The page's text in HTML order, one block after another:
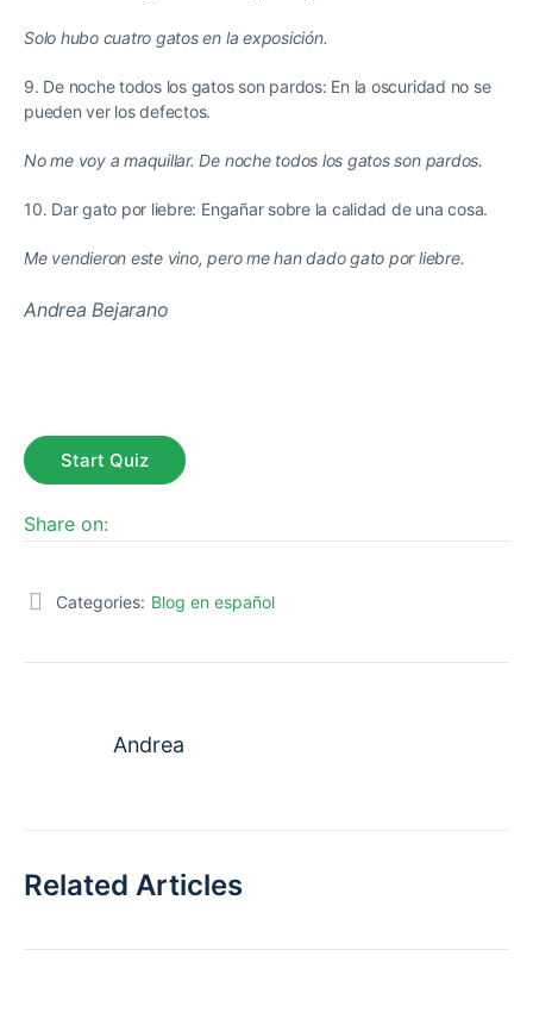
Solo hubo cuatro gatos en la exposición.
9. De noche todos los gatos son pardos: En la oscuridad no se
pueden ver los defectos.
No me voy a maquillar. De noche todos los gatos son pardos.
10. Dar gato por liebre: Engañar sobre la calidad de una cosa.
Me vendieron este vino, pero me han dado gato por liebre.
Andrea Bejarano
Share on:
Categories: Blog en español
Andrea
Related Articles